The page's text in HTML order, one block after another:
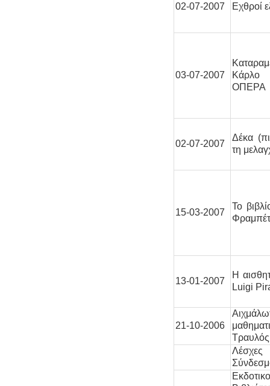
02-07-2007 Εχθροί
03-07-2007
Κάρλο
ΟΠΕΡΑ
02-07-2007
Δέκα
τη
15-03-2007
Το
13-01-2007
Η
Luigi
21-10-2006
Τραυλός